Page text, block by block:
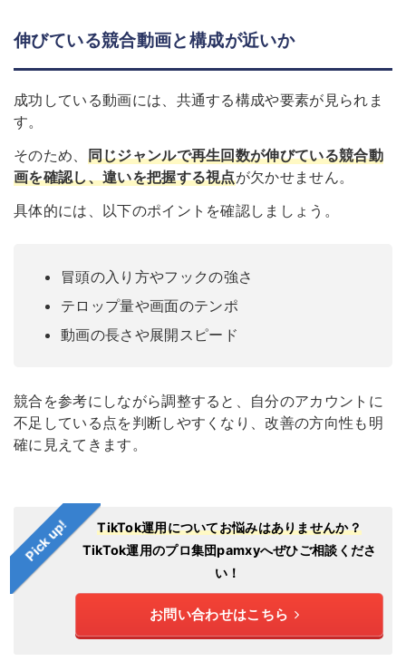
伸びている競合動画と構成が近いか
成功している動画には、共通する構成や要素が見られま
す。
そのため、 同じジャンルで再生回数が伸びている競合動
画を確認し、違いを把握する視点が欠かせません。
具体的には、以下のポイントを確認しましょう。
冒頭の入り方やフックの強さ
テロップ量や画面のテンポ
動画の長さや展開スピード
競合を参考にしながら調整すると、自分のアカウントに
不足している点を判断しやすくなり、改善の方向性も明
確に見えてきます。
Pick up!
TikTok運用についてお悩みはありませんか？
TikTok運用のプロ集団pamxyへぜひご相談くださ
い！
お問い合わせはこちら